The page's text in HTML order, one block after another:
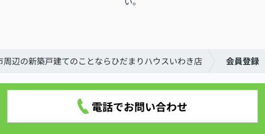
周辺の新築戸建てのことならひだまりハウスいわき店 会員登録
電話でお問い合わせ